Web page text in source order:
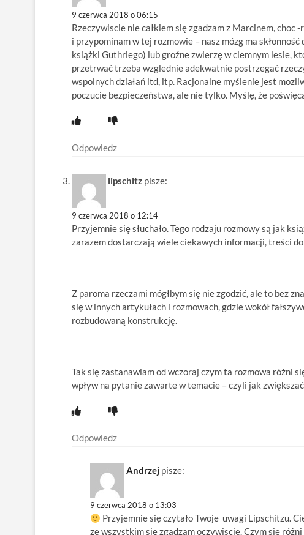
9 czerwca 2018 o 06:15
Rzeczywiscie nie całkiem się zgadzam z Marcinem, choc
i przypominam w tej rozmowie – nasz mózg ma
książki Guthriego) lub groźne zwierzę w ciemnym lesie,
przetrwać trzeba wzglednie adekwatnie postrzegać
wspolnych działań itd, itp. Racjonalne myślenie jest
poczucie bezpieczeństwa, ale nie tylko. Myślę, że
Odpowiedz
lipschitz pisze:
9 czerwca 2018 o 12:14
Przyjemnie się słuchało. Tego rodzaju rozmowy są jak
zarazem dostarczają wiele ciekawych informacji, treści
Z paroma rzeczami mógłbym się nie zgodzić, ale to bez
się w innych artykułach i rozmowach, gdzie wokół
rozbudowaną konstrukcję.
Tak się zastanawiam od wczoraj czym ta rozmowa różni
wpływ na pytanie zawarte w temacie – czyli jak
Odpowiedz
Andrzej pisze:
9 czerwca 2018 o 13:03
Przyjemnie się czytało Twoje uwagi Lipschitzu.
ze wszystkim się zgadzam oczywiscie. Czym się